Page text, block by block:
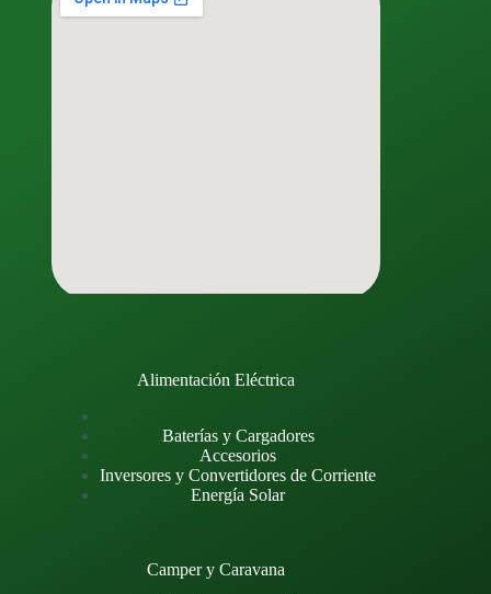
Alimentación Eléctrica
Baterías y Cargadores
Accesorios
Inversores y Convertidores de Corriente
Energía Solar
Camper y Caravana